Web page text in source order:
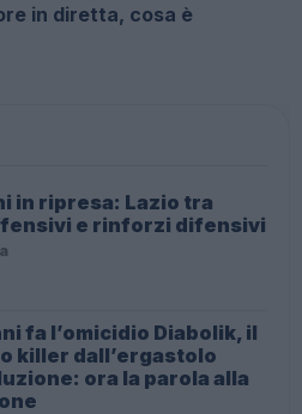
in diretta, cosa è
in ripresa: Lazio tra
e rinforzi difensivi
fa l’omicidio Diabolik, il
killer dall’ergastolo
ora la parola alla